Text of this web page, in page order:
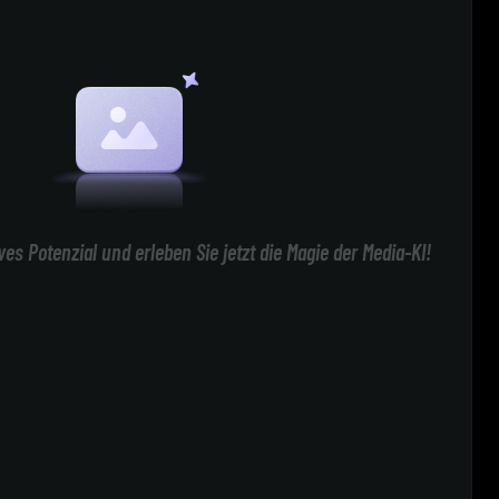
Potenzial und erleben Sie jetzt die Magie der Media-KI!